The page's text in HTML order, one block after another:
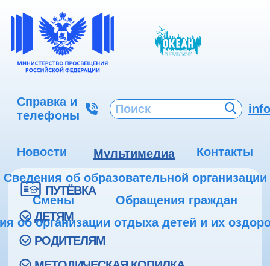
Справка и
телефоны
Новости Мультимедиа
Контакты
Сведения об образовательной организации
Смены
Обращения граждан
об организации отдыха детей и их
ПУТЁВКА
ДЕТЯМ
РОДИТЕЛЯМ